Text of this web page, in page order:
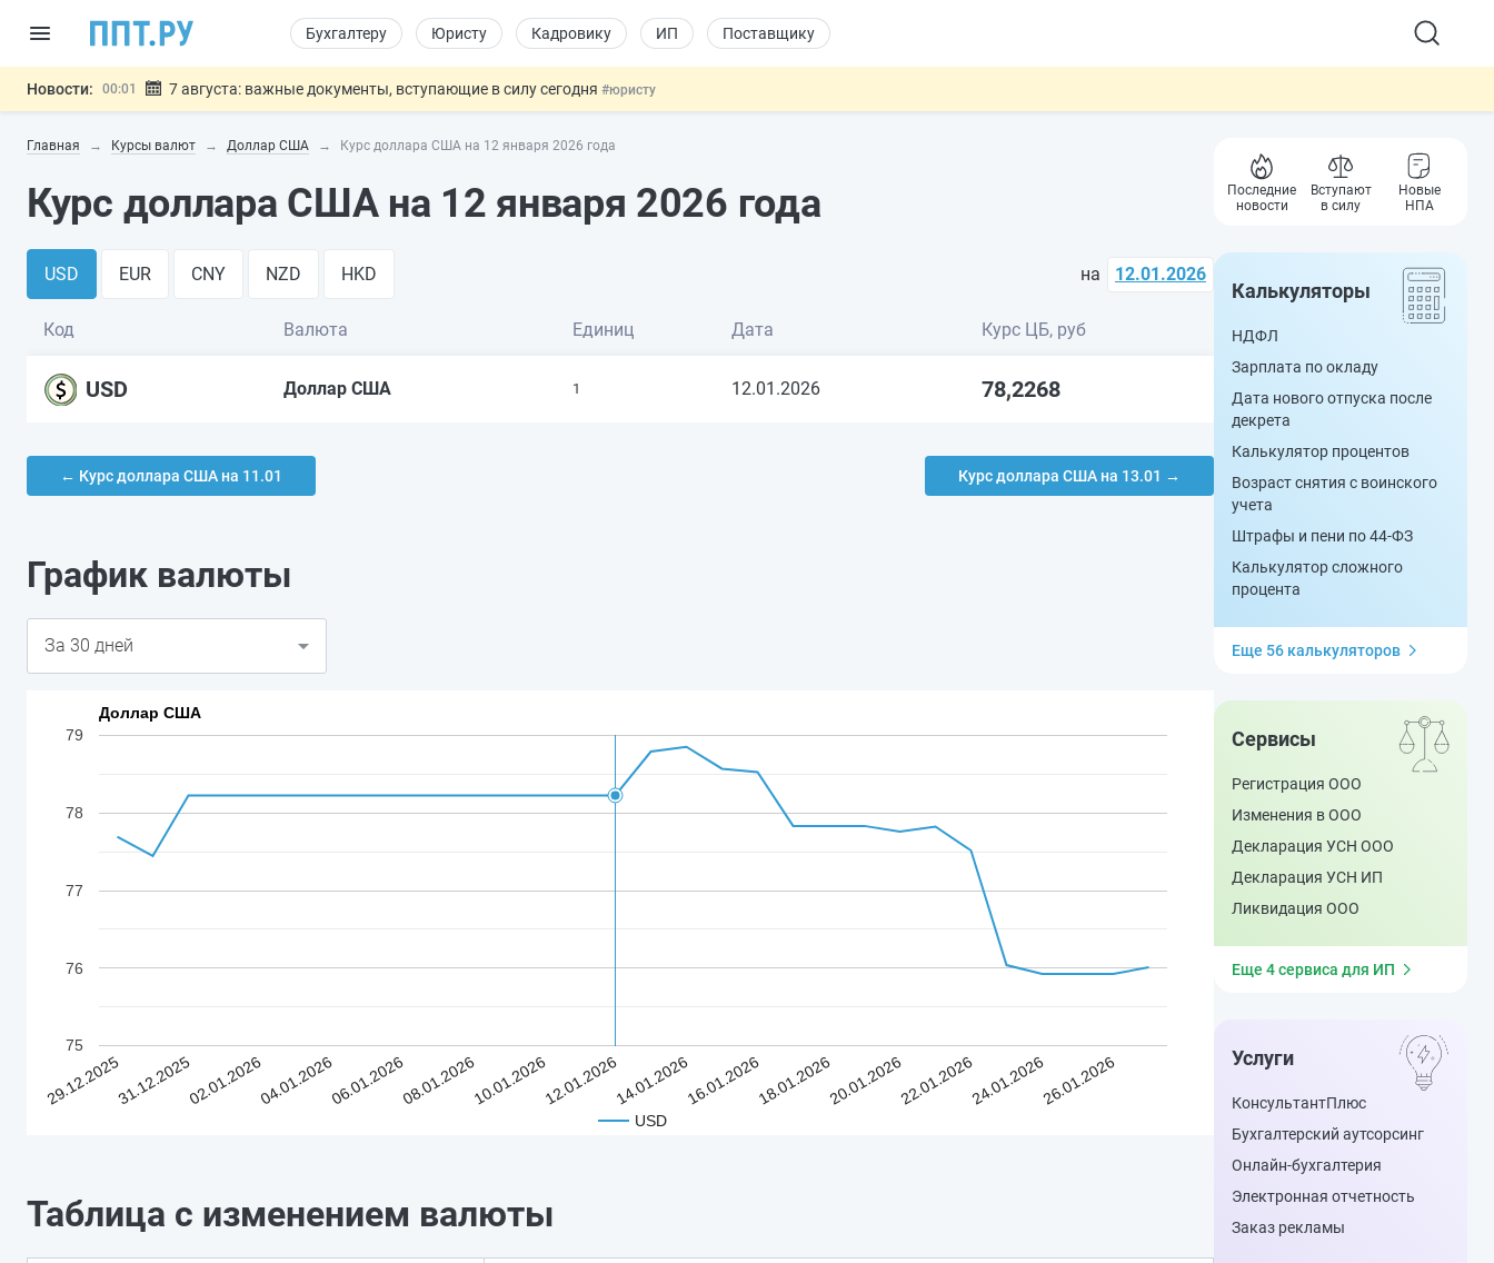
Бухгалтеру Юристу Кадровику ИП Поставщику
Новости: 00:01 7 августа: важные документы, вступающие в силу сегодня #юристу
06.08 Подписан указ об отмене спецрежима для вкладов физлиц из недружественных стран
06.08
Важно Обеспечительный платёж СПОТ могут заменить банковской гарантией #бухгалтеру
Главная Курсы валют Доллар США Курс доллара США на 12 января 2026 года
Курс доллара США на 12 января 2026 года
USD EUR CNY NZD HKD на 12.01.2026
Код Валюта Единиц Дата Курс ЦБ, руб
USD Доллар США 1 12.01.2026 78,2268
← Курс доллара США на 11.01 Курс доллара США на 13.01 →
График валюты
Доллар США
USD
29.12.202531.12.202502.01.202604.01.202606.01.202608.01.202610.01.202612.01.202614.01.202616.01.202618.01.202620.01.202622.01.202624.01.202626.01.2026
75
76
77
78
79
Таблица с изменением валюты
Последние
новости
Вступают
в силу
Новые
НПА
Калькуляторы
НДФЛ
Зарплата по окладу
Дата нового отпуска после
декрета
Калькулятор процентов
Возраст снятия с воинского
учета
Штрафы и пени по 44-ФЗ
Калькулятор сложного
процента
Еще 56 калькуляторов
Сервисы
Регистрация ООО
Изменения в ООО
Декларация УСН ООО
Декларация УСН ИП
Ликвидация ООО
Еще 4 сервиса для ИП
Услуги
КонсультантПлюс
Бухгалтерский аутсорсинг
Онлайн-бухгалтерия
Электронная отчетность
Заказ рекламы